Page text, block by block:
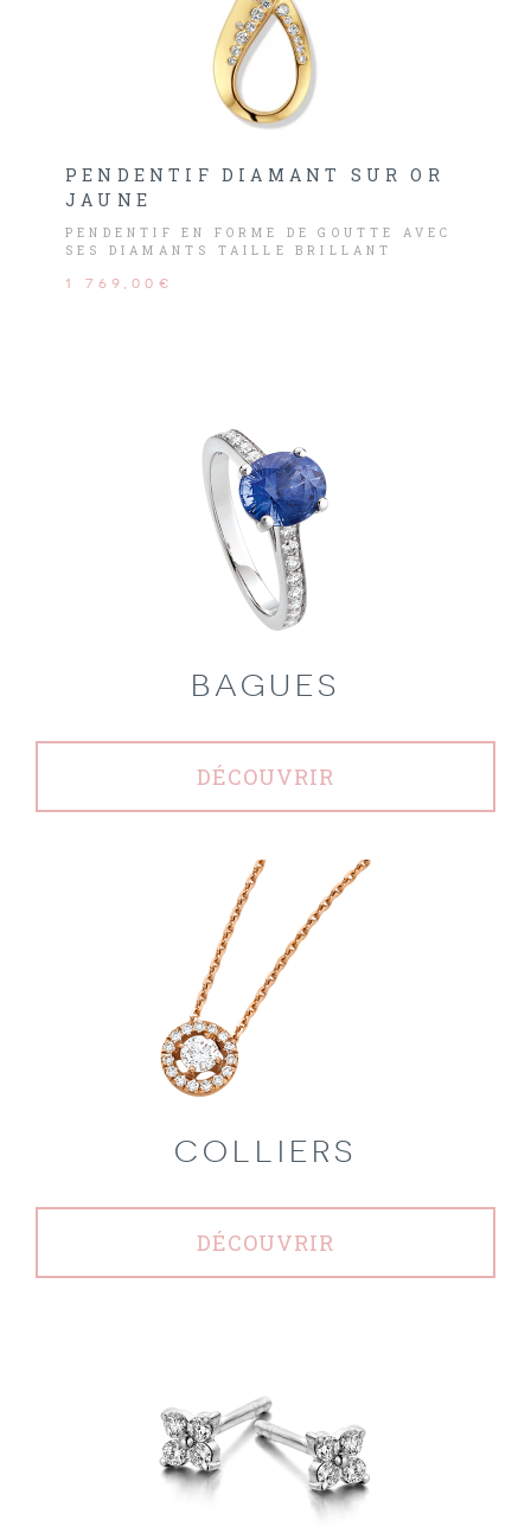
PENDENTIF DIAMANT SUR OR
JAUNE
PENDENTIF EN FORME DE GOUTTE AVEC
SES DIAMANTS TAILLE BRILLANT
1 769,00€
BAGUES
DÉCOUVRIR
COLLIERS
DÉCOUVRIR